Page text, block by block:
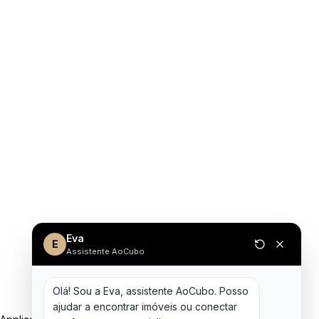
E Eva
Assistente AoCubo
Olá! Sou a Eva, assistente AoCubo. Posso
ajudar a encontrar imóveis ou conectar